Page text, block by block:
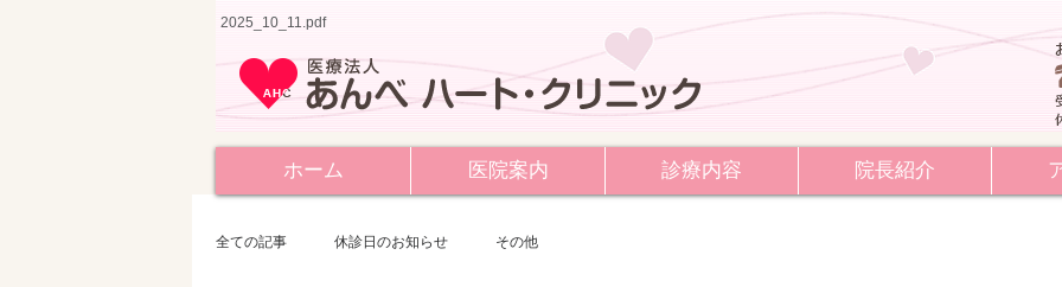
2025_10_11.pdf
ホーム 医院案内 診療内容 院長紹介
全ての記事 休診日のお知らせ その他